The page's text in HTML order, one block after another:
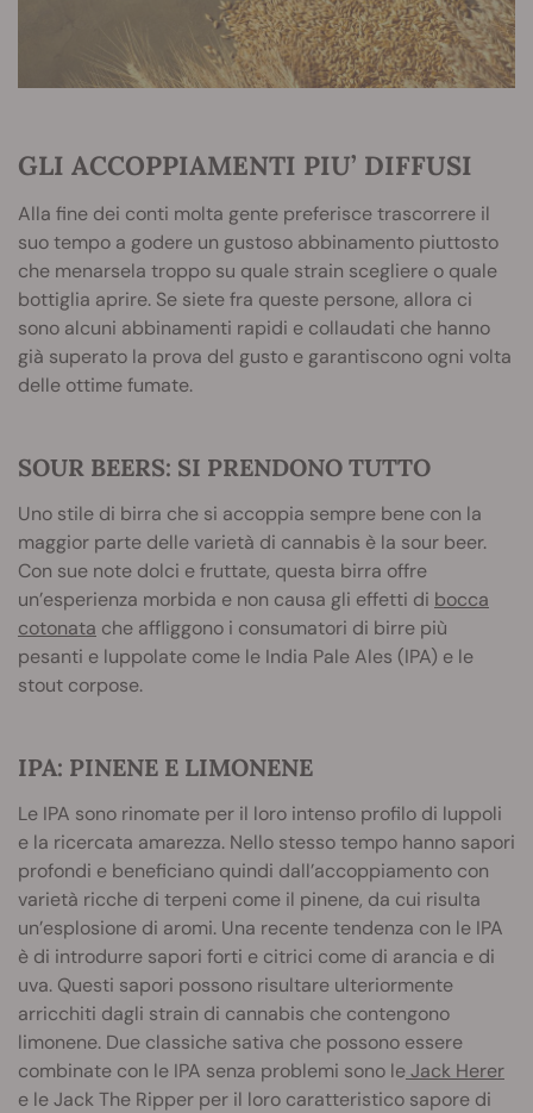
GLI ACCOPPIAMENTI PIU’ DIFFUSI
Alla fine dei conti molta gente preferisce trascorrere il
suo tempo a godere un gustoso abbinamento piuttosto
che menarsela troppo su quale strain scegliere o quale
bottiglia aprire. Se siete fra queste persone, allora ci
sono alcuni abbinamenti rapidi e collaudati che hanno
già superato la prova del gusto e garantiscono ogni volta
delle ottime fumate.
SOUR BEERS: SI PRENDONO TUTTO
Uno stile di birra che si accoppia sempre bene con la
maggior parte delle varietà di cannabis è la sour beer.
Con sue note dolci e fruttate, questa birra offre
un’esperienza morbida e non causa gli effetti di bocca
cotonata che affliggono i consumatori di birre più
pesanti e luppolate come le India Pale Ales (IPA) e le
stout corpose.
IPA: PINENE E LIMONENE
Le IPA sono rinomate per il loro intenso profilo di luppoli
e la ricercata amarezza. Nello stesso tempo hanno sapori
profondi e beneficiano quindi dall’accoppiamento con
varietà ricche di terpeni come il pinene, da cui risulta
un’esplosione di aromi. Una recente tendenza con le IPA
è di introdurre sapori forti e citrici come di arancia e di
uva. Questi sapori possono risultare ulteriormente
arricchiti dagli strain di cannabis che contengono
limonene. Due classiche sativa che possono essere
combinate con le IPA senza problemi sono leJack Herer
e le Jack The Ripper per il loro caratteristico sapore di